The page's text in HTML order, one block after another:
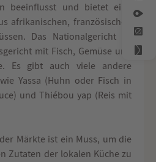
beeinflusst und bietet eine
afrikanischen, französischen
Das Nationalgericht ist
mit Fisch, Gemüse und
Es gibt auch viele andere
Yassa (Huhn oder Fisch in
und Thiébou yap (Reis mit
Märkte ist ein Muss, um die
Zutaten der lokalen Küche zu